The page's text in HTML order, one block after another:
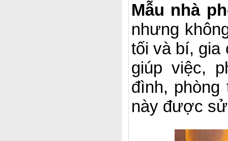
Mẫu nhà
nhưng
tối và bí, gia
giúp việc,
đình,
này được